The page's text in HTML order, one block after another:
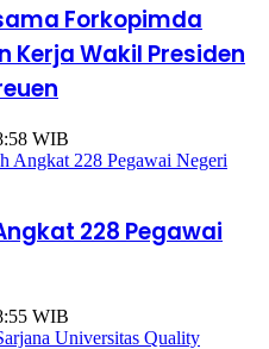
Forkopimda
Kerja Wakil Presiden
WIB
228 Pegawai
WIB